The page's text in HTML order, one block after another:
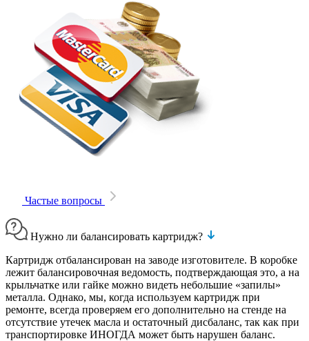
Частые вопросы
Нужно ли балансировать картридж?
Картридж отбалансирован на заводе изготовителе. В коробке
лежит балансировочная ведомость, подтверждающая это, а на
крыльчатке или гайке можно видеть небольшие «запилы»
металла. Однако, мы, когда используем картридж при
ремонте, всегда проверяем его дополнительно на стенде на
отсутствие утечек масла и остаточный дисбаланс, так как при
транспортировке ИНОГДА может быть нарушен баланс.